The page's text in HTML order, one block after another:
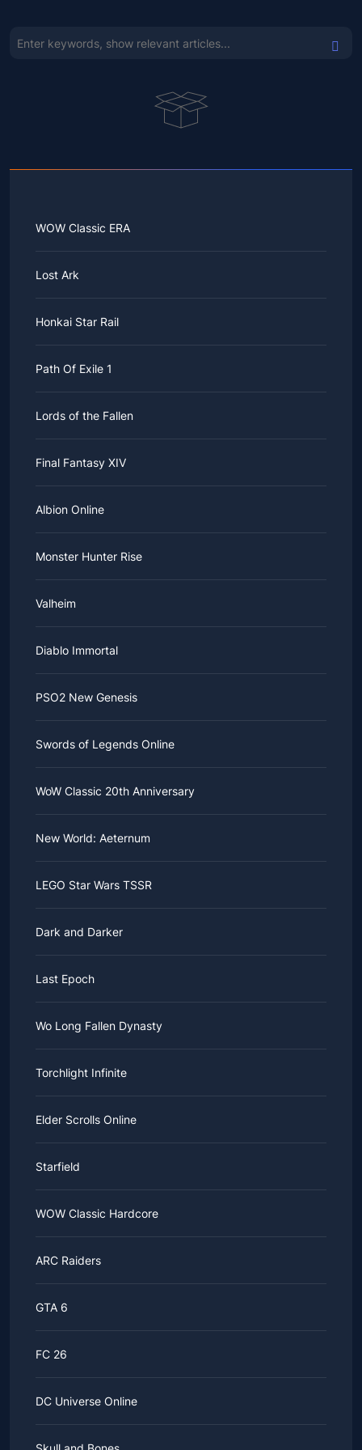
WOW Classic ERA
Lost Ark
Honkai Star Rail
Path Of Exile 1
Lords of the Fallen
Final Fantasy XIV
Albion Online
Monster Hunter Rise
Valheim
Diablo Immortal
PSO2 New Genesis
Swords of Legends Online
WoW Classic 20th Anniversary
New World: Aeternum
LEGO Star Wars TSSR
Dark and Darker
Last Epoch
Wo Long Fallen Dynasty
Torchlight Infinite
Elder Scrolls Online
Starfield
WOW Classic Hardcore
ARC Raiders
GTA 6
FC 26
DC Universe Online